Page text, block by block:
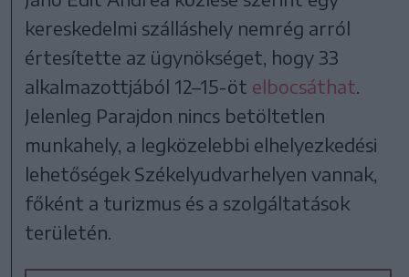
kereskedelmi szálláshely nemrég arról
értesítette az ügynökséget, hogy 33
alkalmazottjából 12–15-öt elbocsáthat
Jelenleg Parajdon nincs betöltetlen
munkahely, a legközelebbi elhelyezkedési
lehetőségek Székelyudvarhelyen vannak,
főként a turizmus és a szolgáltatások
területén.